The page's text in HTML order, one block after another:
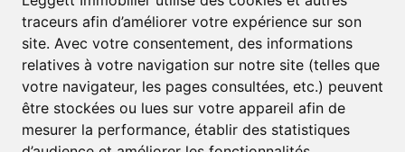
traceurs afin d’améliorer votre expérience sur son
site. Avec votre consentement, des informations
relatives à votre navigation sur notre site (telles que
votre navigateur, les pages consultées, etc.) peuvent
être stockées ou lues sur votre appareil afin de
mesurer la performance, établir des statistiques
Prénom* Nom*
E-mail*